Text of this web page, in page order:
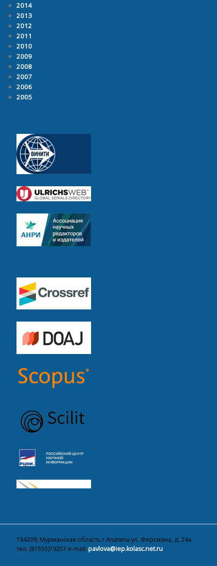
2014
2013
2012
2011
2010
2009
2008
2007
2006
2005
184209, Мурманская область г.Апатиты ул. Ферсмана, д. 24а.
тел. (81555)79257 e-mail:pavlova@iep.kolasc.net.ru